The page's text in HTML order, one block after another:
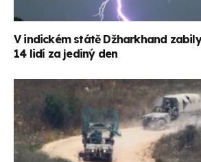
V indickém státě Džharkhand
14 lidí za jediný den